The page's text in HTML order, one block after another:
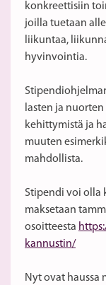
konkreettisiin
joilla tuetaan
liikuntaa,
hyvinvointia.
lasten ja
kehittymistä ja
muuten
mahdollista.
Stipendi voi olla
maksetaan
osoitteesta
kannustin/
Nyt ovat haussa